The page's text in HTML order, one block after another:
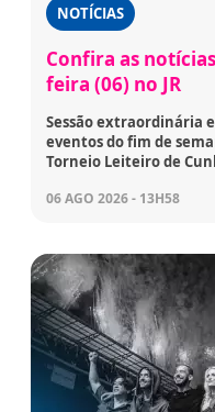
NOTÍCIAS
Confira as
feira (06) no JR
Sessão extraordinária
eventos do fim de
Torneio Leiteiro de
06 AGO 2026 - 13H58